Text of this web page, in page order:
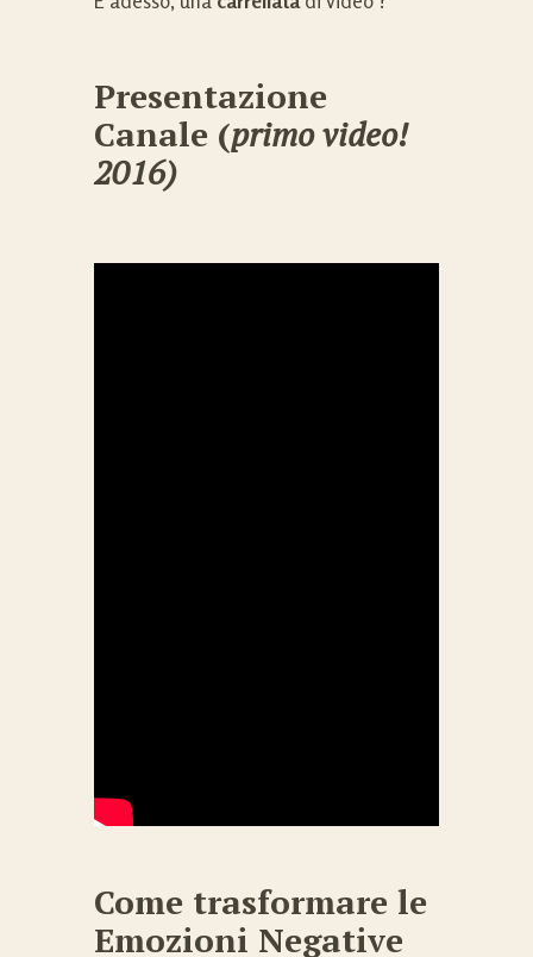
Presentazione
Canale (primo video!
2016)
Come trasformare le
Emozioni Negative